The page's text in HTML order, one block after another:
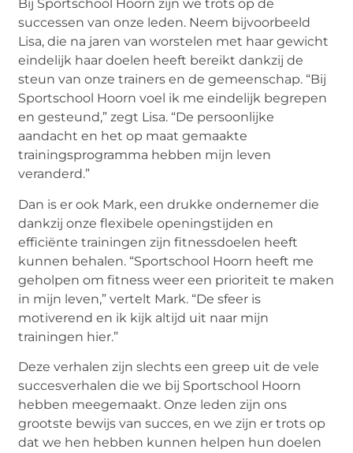
Bij Sportschool Hoorn zijn we trots op de
successen van onze leden. Neem bijvoorbeeld
Lisa, die na jaren van worstelen met haar gewicht
eindelijk haar doelen heeft bereikt dankzij de
steun van onze trainers en de gemeenschap. “Bij
Sportschool Hoorn voel ik me eindelijk begrepen
en gesteund,” zegt Lisa. “De persoonlijke
aandacht en het op maat gemaakte
trainingsprogramma hebben mijn leven
veranderd.”
Dan is er ook Mark, een drukke ondernemer die
dankzij onze flexibele openingstijden en
efficiënte trainingen zijn fitnessdoelen heeft
kunnen behalen. “Sportschool Hoorn heeft me
geholpen om fitness weer een prioriteit te maken
in mijn leven,” vertelt Mark. “De sfeer is
motiverend en ik kijk altijd uit naar mijn
trainingen hier.”
Deze verhalen zijn slechts een greep uit de vele
succesverhalen die we bij Sportschool Hoorn
hebben meegemaakt. Onze leden zijn ons
grootste bewijs van succes, en we zijn er trots op
dat we hen hebben kunnen helpen hun doelen